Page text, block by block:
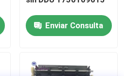
del wincor
Enviar Consulta